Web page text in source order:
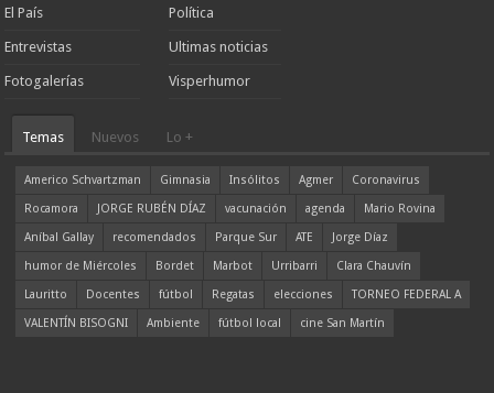
El País
Entrevistas
Fotogalerías
Política
Ultimas noticias
Visperhumor
Temas Nuevos Lo +
Americo Schvartzman Gimnasia Insólitos Agmer
Coronavirus
Rocamora
JORGE RUBÉN DÍAZ vacunación agenda
Mario Rovina
Aníbal Gallay
recomendados Parque Sur ATE
Jorge Díaz
humor de Miércoles
Bordet Marbot Urribarri
Clara Chauvín
Lauritto
Docentes fútbol Regatas elecciones
TORNEO FEDERAL A
VALENTÍN BISOGNI
Ambiente fútbol local cine San Martín